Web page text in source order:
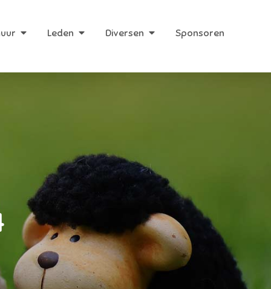
Leden Diversen Sponsoren